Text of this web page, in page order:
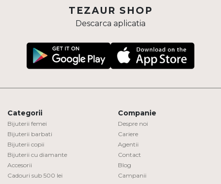
TEZAUR SHOP
Descarca aplicatia
Categorii
Bijuterii femei
Bijuterii barbati
Bijuterii copii
Bijuterii cu diamante
Accesorii
Cadouri sub 500 lei
Companie
Despre noi
Cariere
Agentii
Contact
Blog
Campanii